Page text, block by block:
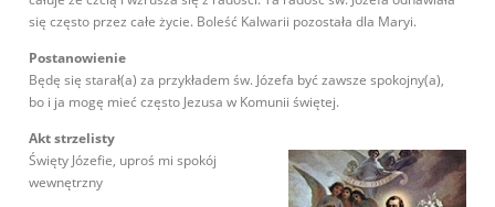
się często przez całe życie. Boleść Kalwarii pozostała dla Maryi.
Postanowienie
Będę się starał(a) za przykładem św. Józefa być zawsze spokojny(a),
bo i ja mogę mieć często Jezusa w Komunii świętej.
Akt strzelisty
Święty Józefie, uproś mi spokój
wewnętrzny